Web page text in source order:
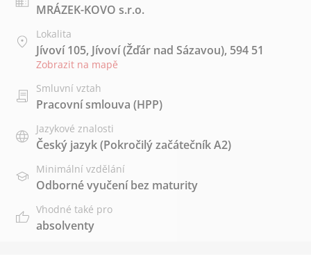
MRÁZEK-KOVO s.r.o.
Lokalita
Jívoví 105, Jívoví (Žďár nad Sázavou), 594 51
Zobrazit na mapě
Smluvní vztah
Pracovní smlouva (HPP)
Jazykové znalosti
Český jazyk(Pokročilý začátečník A2)
Minimální vzdělání
Odborné vyučení bez maturity
Vhodné také pro
absolventy